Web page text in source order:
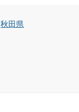
秋田県